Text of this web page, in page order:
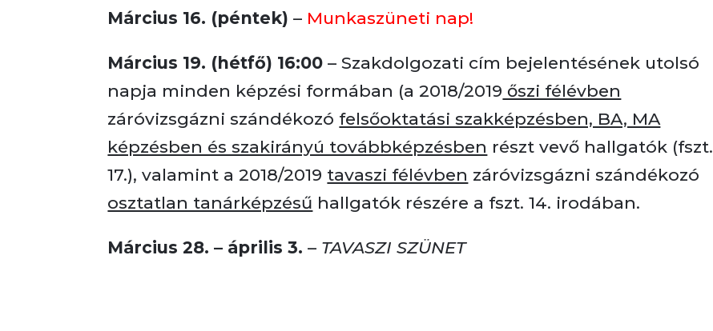
Március 16. (péntek) – Munkaszüneti nap!
Március 19. (hétfő) 16:00 – Szakdolgozati cím bejelentésének utolsó
napja minden képzési formában (a 2018/2019 őszi félévben
záróvizsgázni szándékozó felsőoktatási szakképzésben, BA, MA
képzésben és szakirányú továbbképzésben részt vevő hallgatók (fszt.
17.), valamint a 2018/2019 tavaszi félévben záróvizsgázni szándékozó
osztatlan tanárképzésű hallgatók részére a fszt. 14. irodában.
Március 28. – április 3. – TAVASZI SZÜNET